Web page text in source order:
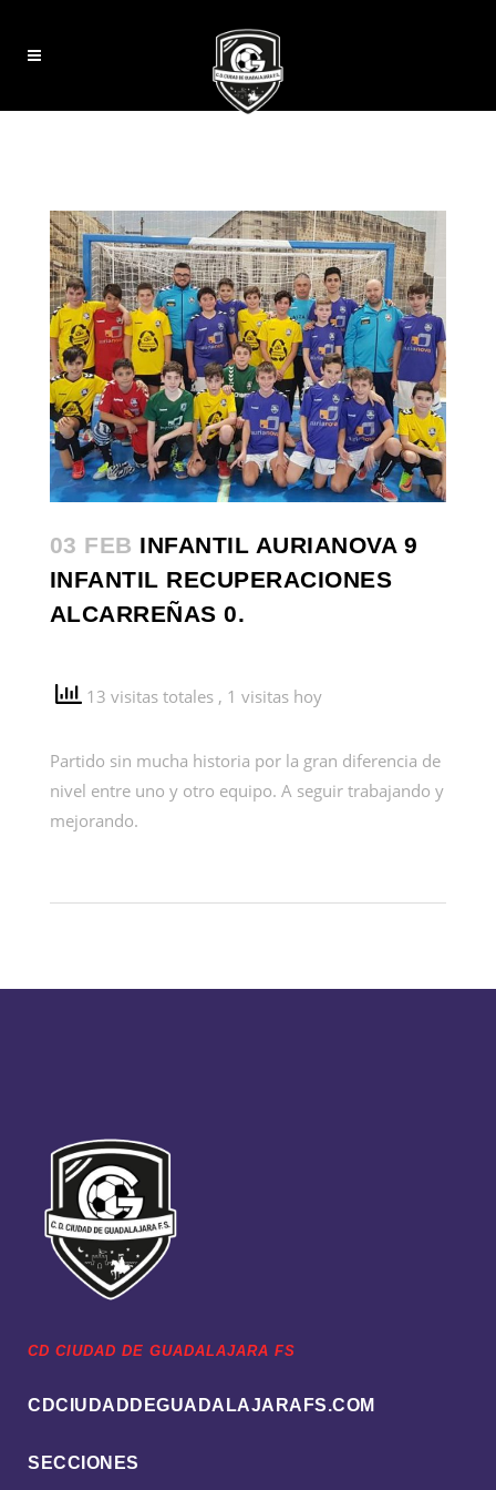
03 FEB INFANTIL AURIANOVA 9
INFANTIL RECUPERACIONES
ALCARREÑAS 0.
13 visitas totales , 1 visitas hoy
Partido sin mucha historia por la gran diferencia de
nivel entre uno y otro equipo. A seguir trabajando y
mejorando.
CD CIUDAD DE GUADALAJARA FS
CDCIUDADDEGUADALAJARAFS.COM
SECCIONES